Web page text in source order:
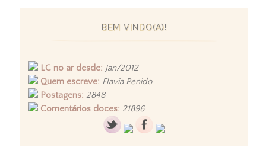
BEM VINDO(A)!
LC no ar desde: Jan/2012
Quem escreve: Flavia Penido
Postagens: 2848
Comentários doces: 21896